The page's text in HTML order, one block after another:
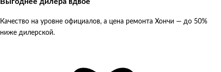
Качество на уровне официалов, а цена ремонта Хончи — до 50%
ниже дилерской.